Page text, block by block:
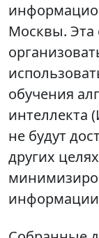
Москвы. Эта
обучения
интеллекта
не будут
других